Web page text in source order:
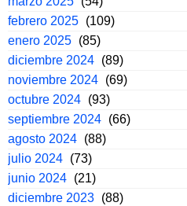
febrero 2025 (109)
enero 2025 (85)
diciembre 2024 (89)
noviembre 2024 (69)
octubre 2024 (93)
septiembre 2024 (66)
agosto 2024 (88)
julio 2024 (73)
junio 2024 (21)
diciembre 2023 (88)